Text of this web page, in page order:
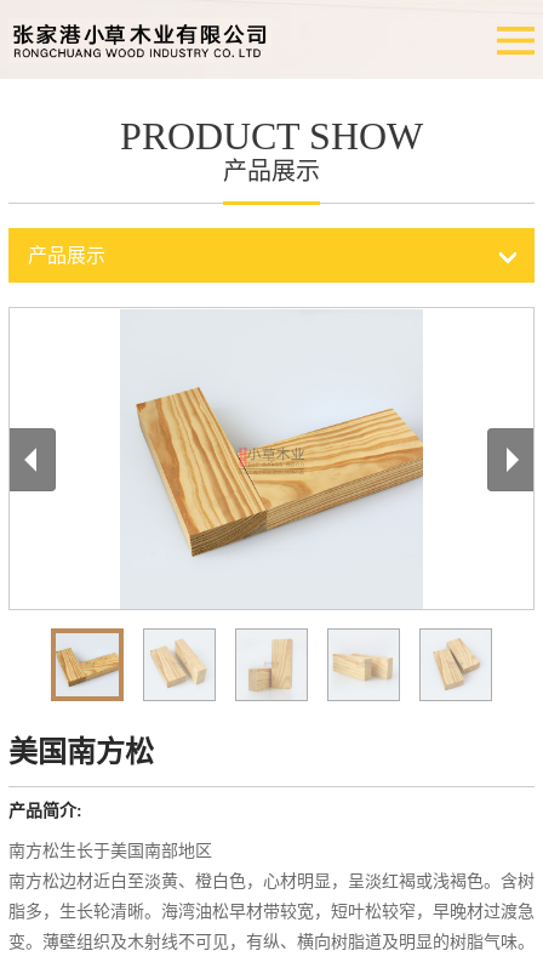
PRODUCT SHOW
产品展示
产品展示
美国南方松
产品简介:
南方松生长于美国南部地区
南方松边材近白至淡黄、橙白色，心材明显，呈淡红褐或浅褐色。含树
脂多，生长轮清晰。海湾油松早材带较宽，短叶松较窄，早晚材过渡急
变。薄壁组织及木射线不可见，有纵、横向树脂道及明显的树脂气味。